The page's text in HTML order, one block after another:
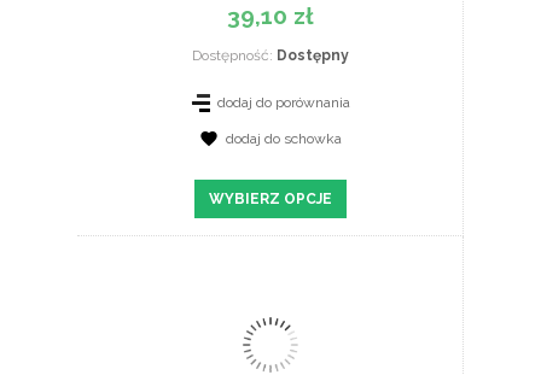
39,10 zł
Dostępność: Dostępny
dodaj do porównania
dodaj do schowka
WYBIERZ OPCJE